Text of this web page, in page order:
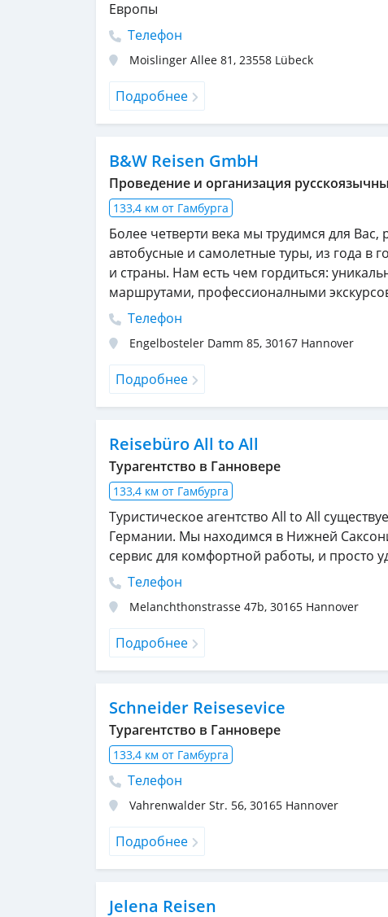
Европы
Телефон
Moislinger Allee 81, 23558 Lübeck
Подробнее
B&W Reisen GmbH
Проведение и организация
133,4 км от Гамбурга
Более четверти века мы трудимся для
автобусные и самолетные туры, из года в
и страны. Нам есть чем гордиться:
маршрутами, профессионалными
Телефон
Engelbosteler Damm 85, 30167 Hannover
Подробнее
Reisebüro All to All
Турагентство в Ганновере
133,4 км от Гамбурга
Туристическое агентство All to All
Германии. Мы находимся в Нижней
сервис для комфортной работы, и просто
Телефон
Melanchthonstrasse 47b, 30165 Hannover
Подробнее
Schneider Reisesevice
Турагентство в Ганновере
133,4 км от Гамбурга
Телефон
Vahrenwalder Str. 56, 30165 Hannover
Подробнее
Jelena Reisen